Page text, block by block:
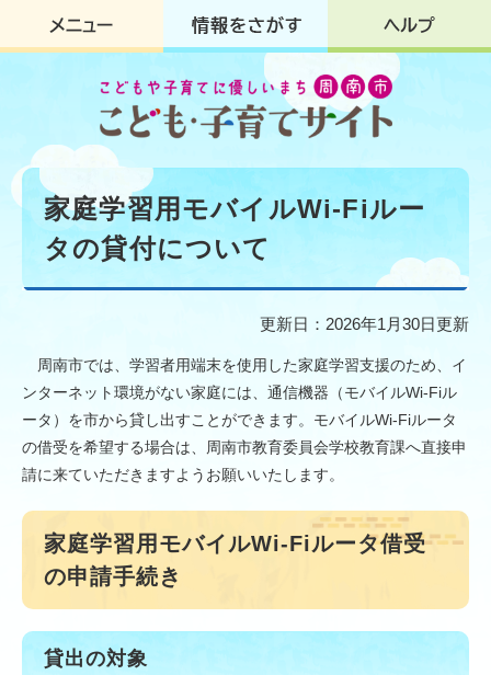
ジ
す
。
ュ
し
て
本
家庭学習用モバイルWi-Fiルー
タの貸付について
更新日：2026年1月30日更新
周南市では、学習者用端末を使用した家庭学習支援のため、イ
ンターネット環境がない家庭には、通信機器（モバイルWi-Fiル
ータ）を市から貸し出すことができます。モバイルWi-Fiルータ
の借受を希望する場合は、周南市教育委員会学校教育課へ直接申
請に来ていただきますようお願いいたします。
家庭学習用モバイルWi-Fiルータ借受
の申請手続き
貸出の対象